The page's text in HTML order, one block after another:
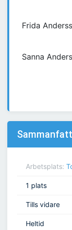
Frida
Sanna
Arbetsplats:
1 plats
Tills vidare
Heltid